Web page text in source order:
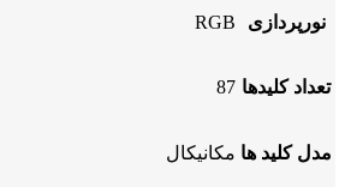
نورپردازی RGB
تعداد کلیدها 87
مدل کلید ها مکانیکال